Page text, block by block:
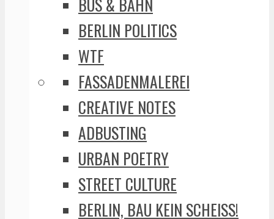
BERLIN POLITICS
WTF
FASSADENMALEREI
CREATIVE NOTES
ADBUSTING
URBAN POETRY
STREET CULTURE
BERLIN, BAU KEIN SCHEISS!